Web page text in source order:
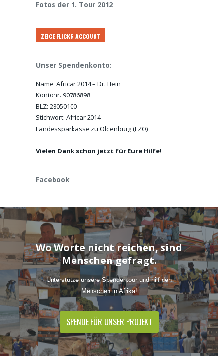
Fotos der 1. Tour 2012
ZEIGE FLICKR ACCOUNT
Unser Spendenkonto:
Name: Africar 2014 – Dr. Hein
Kontonr. 90786898
BLZ: 28050100
Stichwort: Africar 2014
Landessparkasse zu Oldenburg (LZO)
Vielen Dank schon jetzt für Eure Hilfe!
Facebook
Wo Worte nicht reichen, sind
Menschen gefragt.
Unterstütze unsere Spendentour und hilf den
Menschen in Afrika!
SPENDE FÜR UNSER PROJEKT